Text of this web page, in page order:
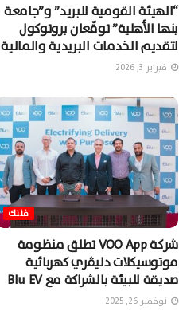
“الهيئة القومية للبريد” و”جامعة
بنها الأهلية” توقّعان بروتوكول
لتقديم الخدمات البريدية والمالية
فبراير 3, 2026
فنتك
شركة VOO App تطلق منظومة
موتوسيكلات دليڤري كهربائية
صديقة للبيئة بالشراكة مع Blu EV
نوفمبر 26, 2025